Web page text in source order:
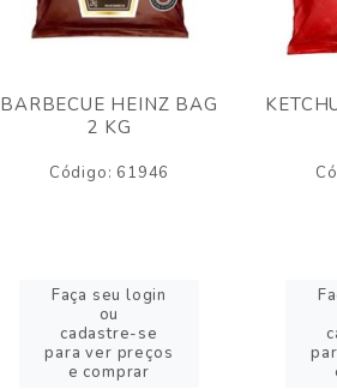
BARBECUE HEINZ BAG
2 KG
Código: 61946
Faça seu login
ou
cadastre-se
para ver preços
e comprar